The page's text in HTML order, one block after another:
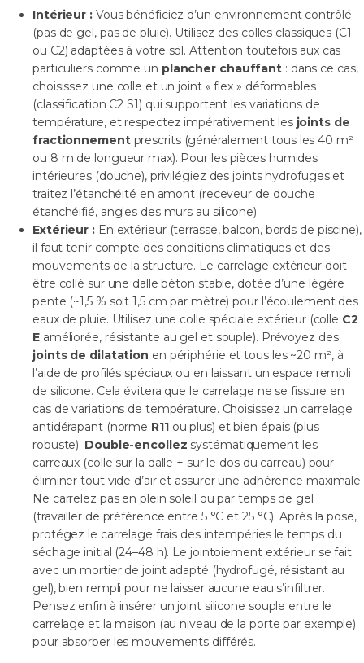
Intérieur : Vous bénéficiez d’un environnement contrôlé
(pas de gel, pas de pluie). Utilisez des colles classiques (C1
ou C2) adaptées à votre sol. Attention toutefois aux cas
particuliers comme un plancher chauffant : dans ce cas,
choisissez une colle et un joint « flex » déformables
(classification C2 S1) qui supportent les variations de
température, et respectez impérativement les joints de
fractionnement prescrits (généralement tous les 40 m²
ou 8 m de longueur max). Pour les pièces humides
intérieures (douche), privilégiez des joints hydrofuges et
traitez l’étanchéité en amont (receveur de douche
étanchéifié, angles des murs au silicone).
Extérieur : En extérieur (terrasse, balcon, bords de piscine),
il faut tenir compte des conditions climatiques et des
mouvements de la structure. Le carrelage extérieur doit
être collé sur une dalle béton stable, dotée d’une légère
pente (~1,5 % soit 1,5 cm par mètre) pour l’écoulement des
eaux de pluie. Utilisez une colle spéciale extérieur (colle C2
E améliorée, résistante au gel et souple). Prévoyez des
joints de dilatation en périphérie et tous les ~20 m², à
l’aide de profilés spéciaux ou en laissant un espace rempli
de silicone. Cela évitera que le carrelage ne se fissure en
cas de variations de température. Choisissez un carrelage
antidérapant (norme R11 ou plus) et bien épais (plus
robuste). Double-encollez systématiquement les
carreaux (colle sur la dalle + sur le dos du carreau) pour
éliminer tout vide d’air et assurer une adhérence maximale.
Ne carrelez pas en plein soleil ou par temps de gel
(travailler de préférence entre 5 °C et 25 °C). Après la pose,
protégez le carrelage frais des intempéries le temps du
séchage initial (24–48 h). Le jointoiement extérieur se fait
avec un mortier de joint adapté (hydrofugé, résistant au
gel), bien rempli pour ne laisser aucune eau s’infiltrer.
Pensez enfin à insérer un joint silicone souple entre le
carrelage et la maison (au niveau de la porte par exemple)
pour absorber les mouvements différés.